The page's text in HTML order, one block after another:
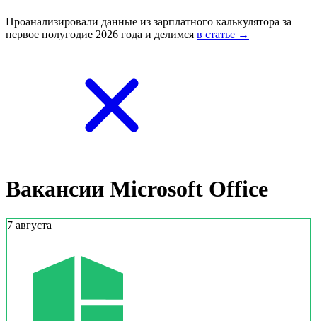
Проанализировали данные из зарплатного калькулятора за
первое полугодие 2026 года и делимся в статье →
Вакансии Microsoft Office
7 августа